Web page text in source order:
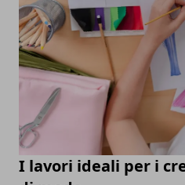
I lavori ideali per i